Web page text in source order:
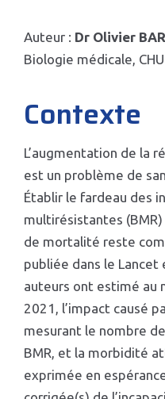
Auteur : Dr Olivier
Biologie médicale,
Contexte
L’augmentation de la
est un problème de
Établir le fardeau des
multirésistantes
de mortalité reste
publiée dans le
auteurs ont estimé au
2021, l’impact causé
mesurant le nombre
BMR, et la morbidité
exprimée en